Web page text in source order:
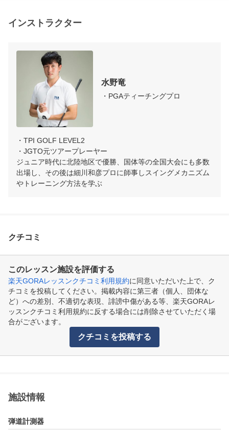
インストラクター
水野竜
・PGAティーチングプロ
・TPI GOLF LEVEL2
・JGTO元ツアープレーヤー
ジュニア時代に北陸地区で優勝、国体等の全国大会にも多数
出場し、その後は細川和彦プロに師事しスイングメカニズム
やトレーニング方法を学ぶ
クチコミ
このレッスン施設を評価する
楽天GORAレッスンクチコミ利用規約に同意いただいた上で、ク
チコミを投稿してください。掲載内容に第三者（個人、団体な
ど）への差別、不適切な表現、誹謗中傷がある等、楽天GORAレ
ッスンクチコミ利用規約に反する場合には削除させていただく場
合がございます。
クチコミを投稿する
施設情報
弾道計測器